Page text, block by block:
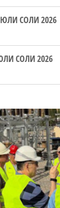
СОЛИ 2026
СОЛИ 2026